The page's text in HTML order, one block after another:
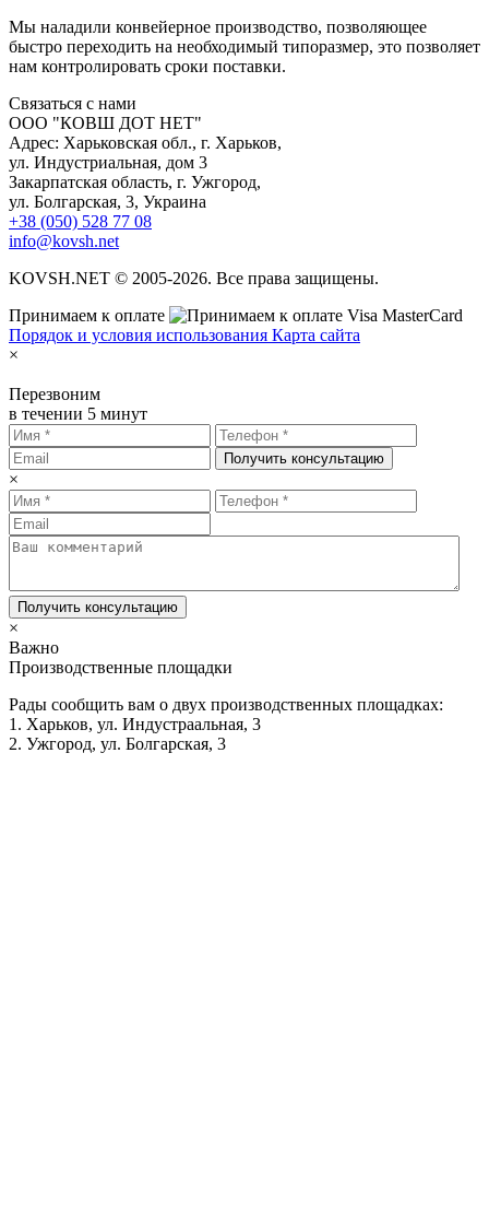
Мы наладили конвейерное производство, позволяющее
быстро переходить на необходимый типоразмер, это позволяет
нам контролировать сроки поставки.
Связаться с нами
ООО "КОВШ ДОТ НЕТ"
Адрес: Харьковская обл., г. Харьков,
ул. Индустриальная, дом 3
Закарпатская область, г. Ужгород,
ул. Болгарская, 3, Украина
+38 (050) 528 77 08
info@kovsh.net
KOVSH.NET © 2005-2026. Все права защищены.
Принимаем к оплате
Порядок и условия использования Карта сайта
×
Перезвоним
в течении 5 минут
Получить консультацию
×
Получить консультацию
×
Важно
Производственные площадки
Рады сообщить вам о двух производственных площадках:
1. Харьков, ул. Индустраальная, 3
2. Ужгород, ул. Болгарская, 3